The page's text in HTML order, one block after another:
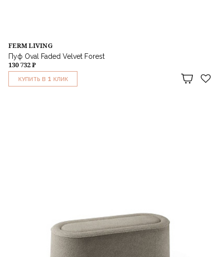
FERM LIVING
Пуф Oval Faded Velvet Forest
130 732 ₽
КУПИТЬ В 1 КЛИК